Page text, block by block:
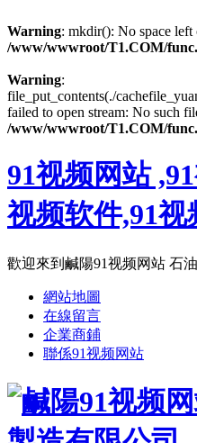
Warning: mkdir(): No space left
/www/wwwroot/T1.COM/
Warning:
file_put_contents(./
failed to open stream: No such
/www/wwwroot/T1.COM/
91视频网站
视频软件,91
歡迎來到鹹陽91视频网站 石
網站地圖
在線留言
企業商鋪
聯係91视频网站